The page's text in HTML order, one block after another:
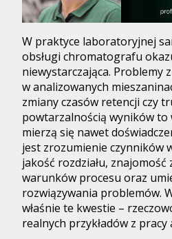
W praktyce laboratoryjnej
obsługi chromatografu
niewystarczająca. Problemy
w analizowanych
zmiany czasów retencji czy
powtarzalnością wyników to
mierzą się nawet
jest zrozumienie czynników
jakość rozdziału, znajomość
warunków procesu oraz
rozwiązywania problemów.
właśnie te kwestie –
realnych przykładów z pracy